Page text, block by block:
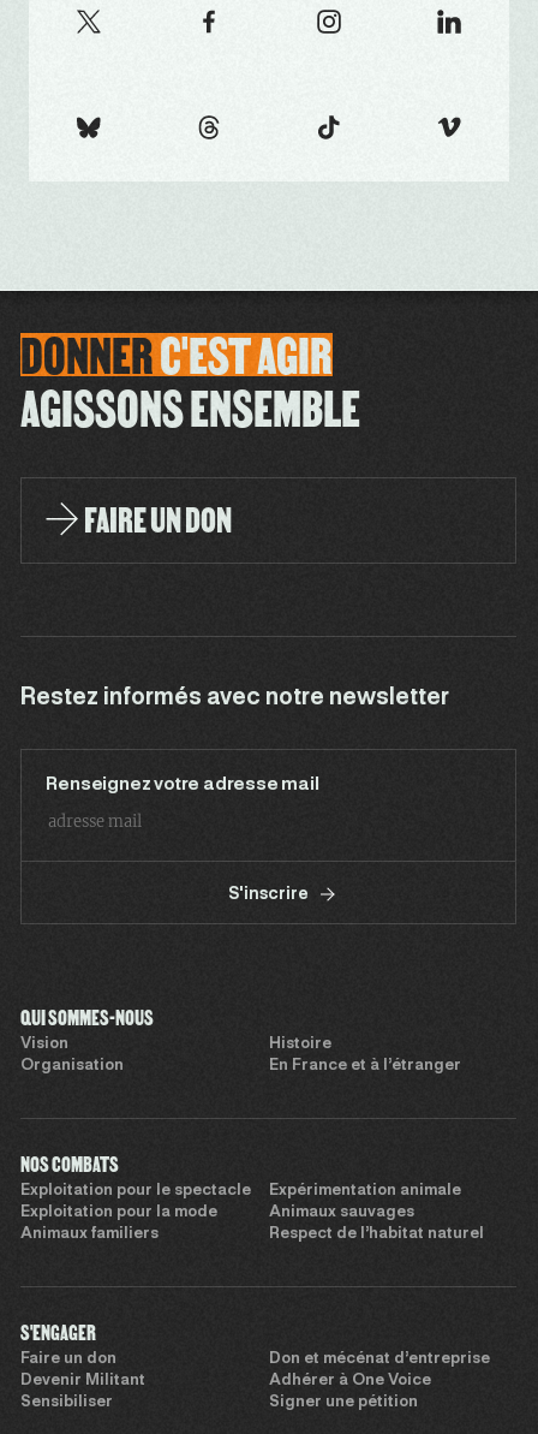
DONNERC'ESTAGIR
AGISSONS ENSEMBLE
FAIRE UN DON
Restez informés avec notre newsletter
Renseignez votre adresse mail
S'inscrire
QUI SOMMES-NOUS
Vision
Histoire
Organisation
En France et à l’étranger
NOS COMBATS
Exploitation pour le spectacle
Expérimentation animale
Exploitation pour la mode
Animaux sauvages
Animaux familiers
Respect de l’habitat naturel
S'ENGAGER
Faire un don
Don et mécénat d’entreprise
Devenir Militant
Adhérer à One Voice
Sensibiliser
Signer une pétition